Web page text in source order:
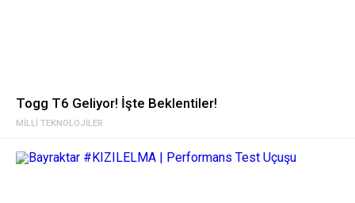
MILLI TEKNOLOJILER
Togg T6 Geliyor! İşte Beklentiler!